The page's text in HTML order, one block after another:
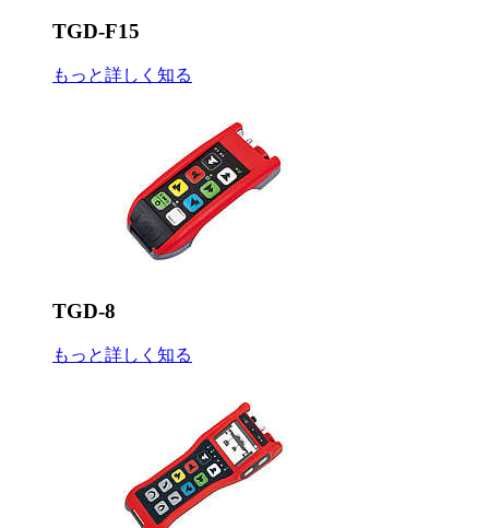
TGD-F15
もっと詳しく知る
TGD-8
もっと詳しく知る